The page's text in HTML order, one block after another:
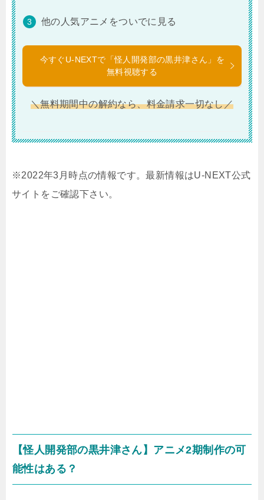
他の人気アニメをついでに見る
今すぐU-NEXTで「怪人開発部の黒井津さん」を
無料視聴する
＼無料期間中の解約なら、料金請求一切なし／
※2022年3月時点の情報です。最新情報はU-NEXT公式
サイトをご確認下さい。
【怪人開発部の黒井津さん】アニメ2期制作の可
能性はある？